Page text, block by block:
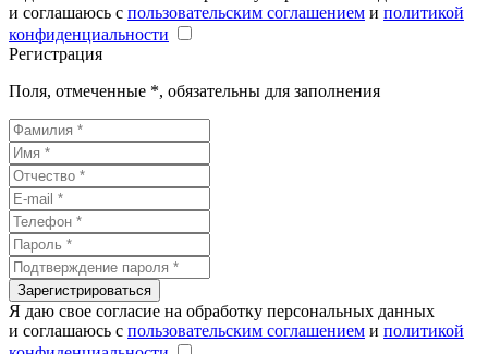
и соглашаюсь с пользовательским соглашением и политикой
конфиденциальности
Регистрация
Поля, отмеченные *, обязательны для заполнения
Зарегистрироваться
Я даю свое согласие на обработку персональных данных
и соглашаюсь с пользовательским соглашением и политикой